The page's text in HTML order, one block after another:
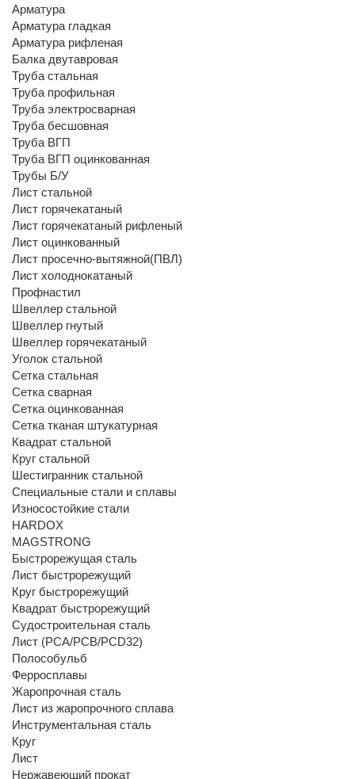
Арматура
Арматура гладкая
Арматура рифленая
Балка двутавровая
Труба стальная
Труба профильная
Труба электросварная
Труба бесшовная
Труба ВГП
Труба ВГП оцинкованная
Трубы Б/У
Лист стальной
Лист горячекатаный
Лист горячекатаный рифленый
Лист оцинкованный
Лист просечно-вытяжной(ПВЛ)
Лист холоднокатаный
Профнастил
Швеллер стальной
Швеллер гнутый
Швеллер горячекатаный
Уголок стальной
Сетка стальная
Сетка сварная
Сетка оцинкованная
Сетка тканая штукатурная
Квадрат стальной
Круг стальной
Шестигранник стальной
Специальные стали и сплавы
Износостойкие стали
HARDOX
MAGSTRONG
Быстрорежущая сталь
Лист быстрорежущий
Круг быстрорежущий
Квадрат быстрорежущий
Судостроительная сталь
Лист (РСА/РСВ/РСD32)
Полособульб
Ферросплавы
Жаропрочная сталь
Лист из жаропрочного сплава
Инструментальная сталь
Круг
Лист
Нержавеющий прокат